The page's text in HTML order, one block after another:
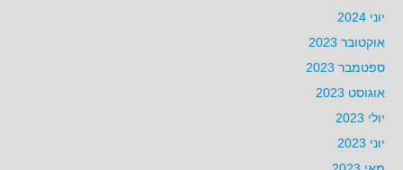
יוני 2024
אוקטובר 2023
ספטמבר 2023
אוגוסט 2023
יולי 2023
יוני 2023